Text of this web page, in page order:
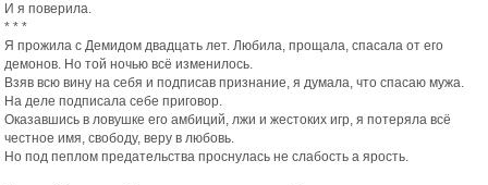
И я поверила.
* * *
Я прожила с Демидом двадцать лет. Любила, прощала, спасала от его
демонов. Но той ночью всё изменилось.
Взяв всю вину на себя и подписав признание, я думала, что спасаю мужа.
На деле подписала себе приговор.
Оказавшись в ловушке его амбиций, лжи и жестоких игр, я потеряла всё
честное имя, свободу, веру в любовь.
Но под пеплом предательства проснулась не слабость а ярость.